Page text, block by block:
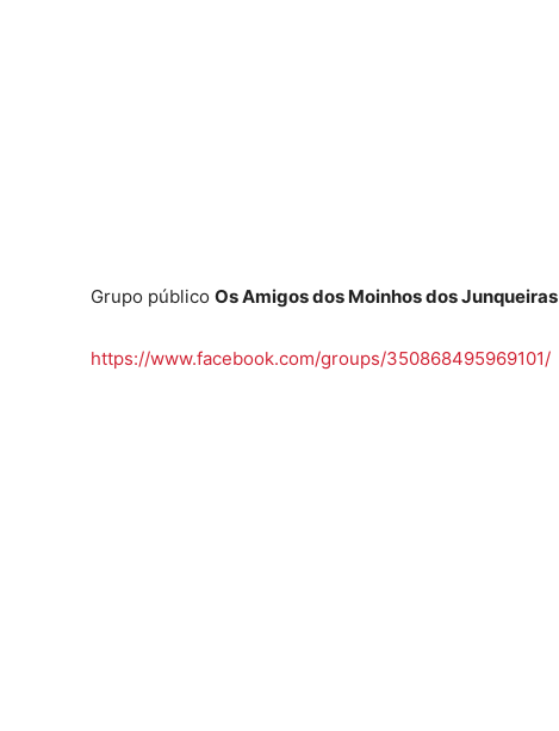
Grupo público Os Amigos dos Moinhos dos Junqueiras
https://www.facebook.com/groups/350868495969101/